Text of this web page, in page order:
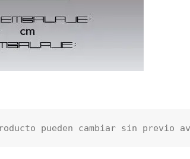
pueden cambiar sin previo